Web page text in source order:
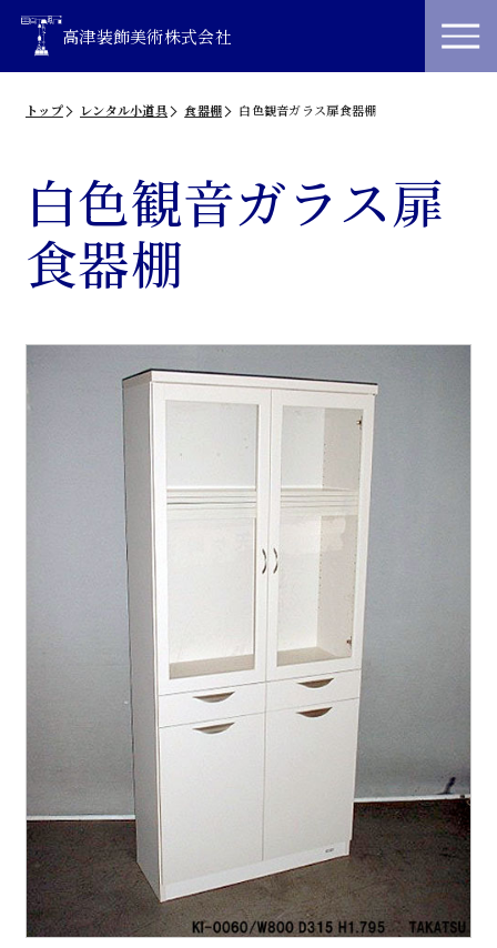
高津装飾美術株式会社
トップ レンタル小道具 食器棚 白色観音ガラス扉食器棚
白色観音ガラス扉
食器棚